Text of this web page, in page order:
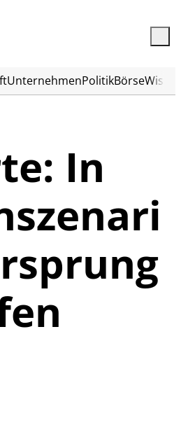
UnternehmenPolitikBörse
In